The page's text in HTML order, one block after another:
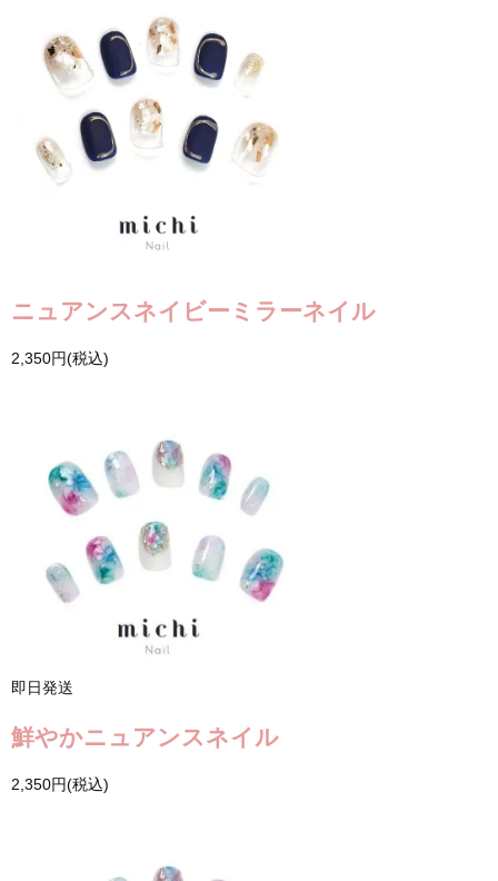
ニュアンスネイビーミラーネイル
2,350円(税込)
即日発送
鮮やかニュアンスネイル
2,350円(税込)